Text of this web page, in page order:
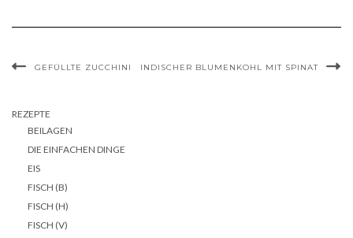
GEFÜLLTE ZUCCHINI INDISCHER BLUMENKOHL MIT SPINAT
REZEPTE
BEILAGEN
DIE EINFACHEN DINGE
EIS
FISCH (B)
FISCH (H)
FISCH (V)